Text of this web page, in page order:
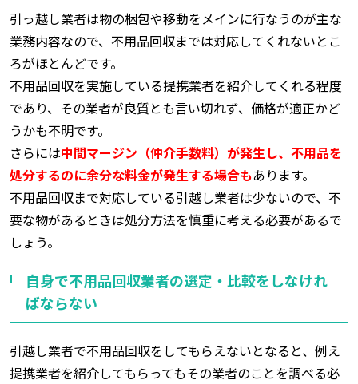
引っ越し業者は物の梱包や移動をメインに行なうのが主な
業務内容なので、不用品回収までは対応してくれないとこ
ろがほとんどです。
不用品回収を実施している提携業者を紹介してくれる程度
であり、その業者が良質とも言い切れず、価格が適正かど
うかも不明です。
さらには中間マージン（仲介手数料）が発生し、不用品を
処分するのに余分な料金が発生する場合もあります。
不用品回収まで対応している引越し業者は少ないので、不
要な物があるときは処分方法を慎重に考える必要があるで
しょう。
自身で不用品回収業者の選定・比較をしなけれ
ばならない
引越し業者で不用品回収をしてもらえないとなると、例え
提携業者を紹介してもらってもその業者のことを調べる必